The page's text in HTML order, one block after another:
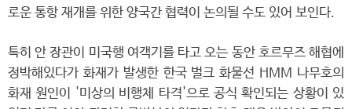
로운 통항 재개를 위한 양국간 협력이 논의될 수도 있어 보인다.
특히 안 장관이 미국행 여객기를 타고 오는 동안 호르무즈 해협에
정박해있다가 화재가 발생한 한국 벌크 화물선 HMM 나무호의
화재 원인이 '미상의 비행체 타격'으로 공식 확인되는 상황이 있